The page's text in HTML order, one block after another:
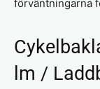
förväntningarna
lm /